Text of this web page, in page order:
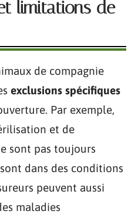
limitations de
de compagnie
exclusions spécifiques
Par exemple,
et de
sont pas toujours
dans des conditions
peuvent aussi
maladies